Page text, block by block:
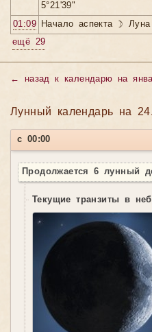
5°21'39"
01:09 Начало аспекта ☽
ещё 29
← назад к календарю на
Лунный календарь на
с 00:00
Продолжается 6 лунный
Текущие транзиты в